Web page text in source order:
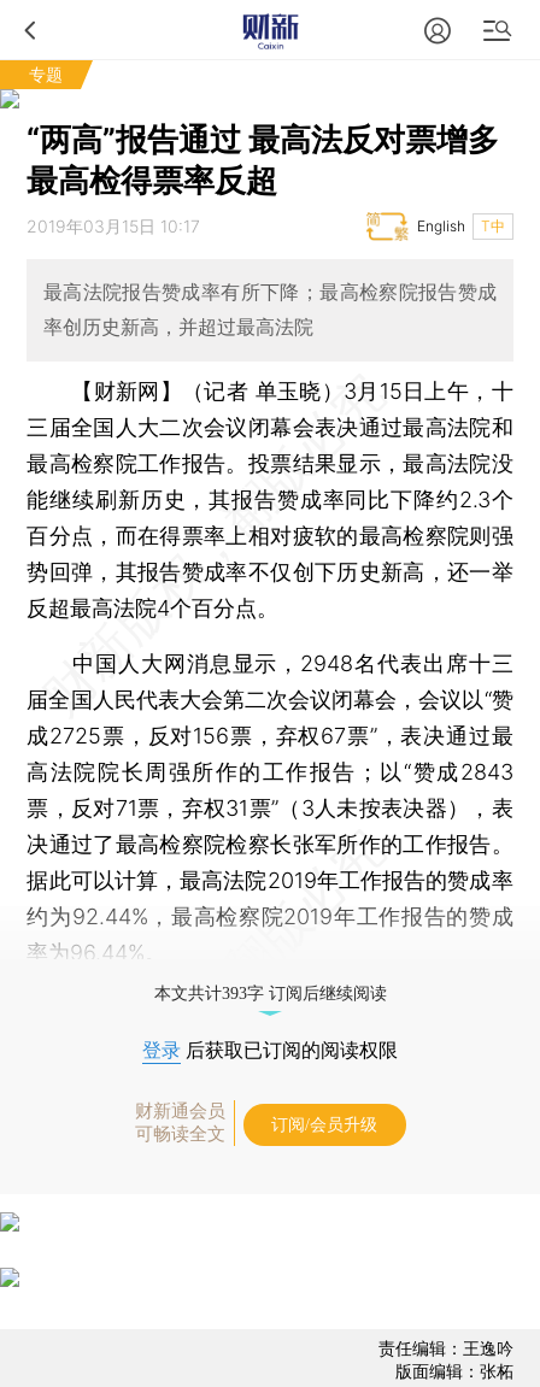
专题
“两高”报告通过 最高法反对票增多
最高检得票率反超
2019年03月15日 10:17 T中
English
最高法院报告赞成率有所下降；最高检察院报告赞成
率创历史新高，并超过最高法院
【财新网】（记者 单玉晓） 3月15日上午，十
三届全国人大二次会议闭幕会表决通过最高法院和
最高检察院工作报告。投票结果显示，最高法院没
能继续刷新历史，其报告赞成率同比下降约2.3个
百分点，而在得票率上相对疲软的最高检察院则强
势回弹，其报告赞成率不仅创下历史新高，还一举
反超最高法院4个百分点。
中国人大网消息显示，2948名代表出席十三
届全国人民代表大会第二次会议闭幕会，会议以“赞
成2725票，反对156票，弃权67票”，表决通过最
高法院院长周强所作的工作报告；以“赞成2843
票，反对71票，弃权31票”（3人未按表决器），表
决通过了最高检察院检察长张军所作的工作报告。
据此可以计算，最高法院2019年工作报告的赞成率
约为92.44%，最高检察院2019年工作报告的赞成
率为96.44%。
本文共计393字 订阅后继续阅读
登录 后获取已订阅的阅读权限
财新通会员
可畅读全文
订阅/会员升级
责任编辑：王逸吟
版面编辑：张柘